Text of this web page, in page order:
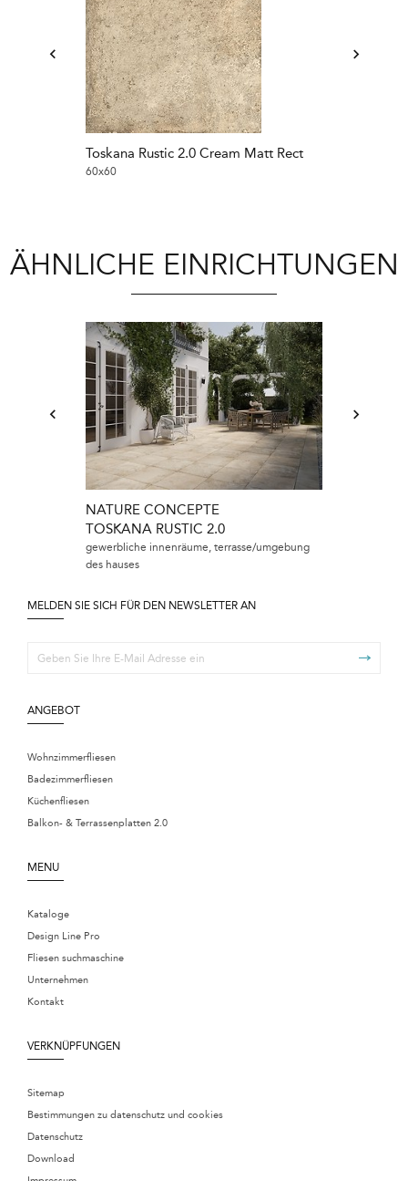
Toskana Rustic 2.0 Cream Matt Rect
60x60
ÄHNLICHE EINRICHTUNGEN
NATURE CONCEPTE
TOSKANA RUSTIC 2.0
gewerbliche innenräume, terrasse/umgebung
des hauses
MELDEN SIE SICH FÜR DEN NEWSLETTER AN
ANGEBOT
Wohnzimmerfliesen
Badezimmerfliesen
Küchenfliesen
Balkon- & Terrassenplatten 2.0
MENU
Kataloge
Design Line Pro
Fliesen suchmaschine
Unternehmen
Kontakt
VERKNÜPFUNGEN
Sitemap
Bestimmungen zu datenschutz und cookies
Datenschutz
Download